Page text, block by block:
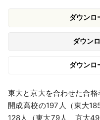
ダウンロ
ダウン
ダウンロ
東大と京大を合わせた合
開成高校の197人（東大
128人（東大79人、京大